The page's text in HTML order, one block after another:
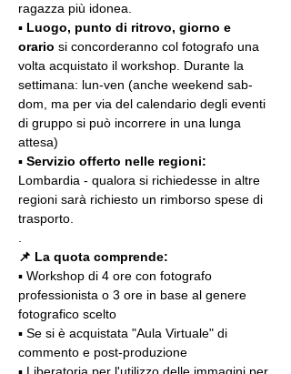
ragazza più idonea.
▪️ Luogo, punto di ritrovo, giorno e
orario si concorderanno col fotografo una
volta acquistato il workshop. Durante la
settimana: lun-ven (anche weekend sab-
dom, ma per via del calendario degli eventi
di gruppo si può incorrere in una lunga
attesa)
▪️ Servizio offerto nelle regioni:
Lombardia - qualora si richiedesse in altre
regioni sarà richiesto un rimborso spese di
trasporto.
📌 La quota comprende:
▪️ Workshop di 4 ore con fotografo
professionista o 3 ore in base al genere
fotografico scelto
▪️ Se si è acquistata "Aula Virtuale" di
commento e post-produzione